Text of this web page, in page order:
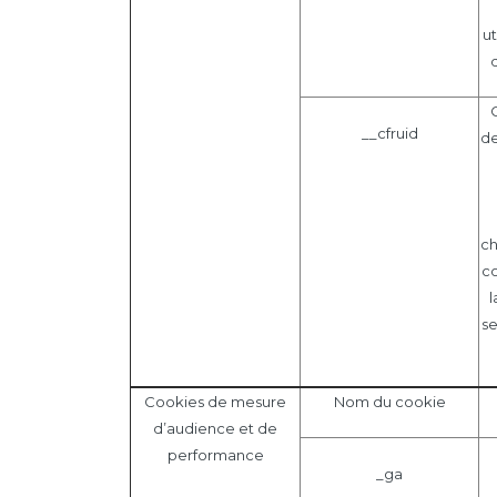
__cfruid
Cookies de mesure
d’audience et de
performance
Nom du cookie
_ga